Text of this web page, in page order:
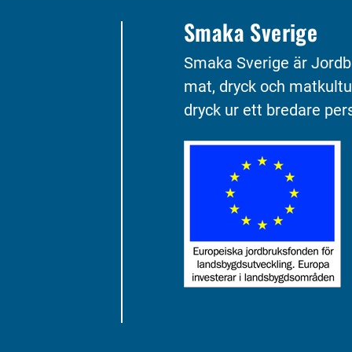
Smaka Sverige
Smaka Sverige är
mat, dryck och
dryck ur ett bredare